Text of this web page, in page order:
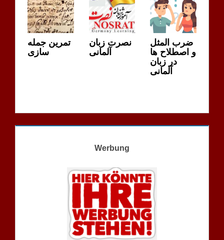
تمرین جمله
سازی
نصرت زبان
آلمانی
ضرب المثل
و اصطلاح ها
در زبان
آلمانی
Werbung